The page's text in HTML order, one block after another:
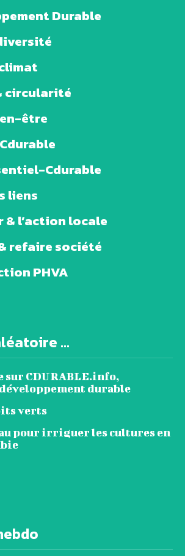
Durable
circularité
être
Cdurable
liens
& l’action locale
refaire société
PHVA
...
sur CDURABLE.info,
durable
verts
pour irriguer les cultures en